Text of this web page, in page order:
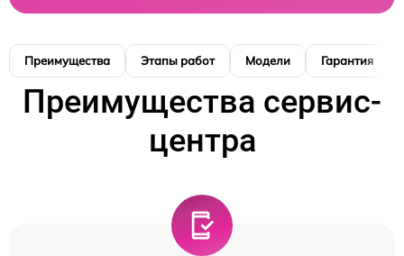
Преимущества Этапы работ Модели Гарантия
Преимущества сервис-
центра